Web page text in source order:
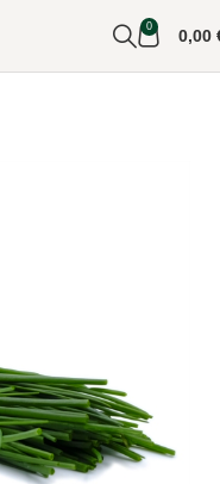
0 0,00